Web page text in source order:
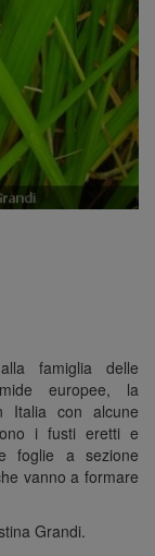
famiglia delle
europee, la
Italia con alcune
i fusti eretti e
foglie a sezione
vanno a formare
Grandi.